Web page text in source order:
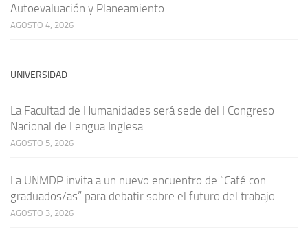
Autoevaluación y Planeamiento
AGOSTO 4, 2026
UNIVERSIDAD
La Facultad de Humanidades será sede del I Congreso
Nacional de Lengua Inglesa
AGOSTO 5, 2026
La UNMDP invita a un nuevo encuentro de “Café con
graduados/as” para debatir sobre el futuro del trabajo
AGOSTO 3, 2026